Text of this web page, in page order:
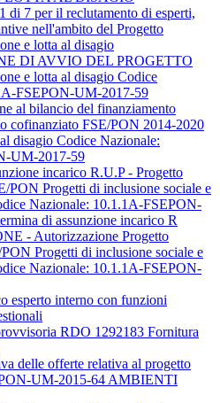
di 7 per il reclutamento di esperti,
nell'ambito del Progetto
e lotta al disagio
DI AVVIO DEL PROGETTO
e lotta al disagio Codice
FSEPON-UM-2017-59
al bilancio del finanziamento
cofinanziato FSE/PON 2014-2020
disagio Codice Nazionale:
UM-2017-59
incarico R.U.P - Progetto
PON Progetti di inclusione sociale e
Nazionale: 10.1.1A-FSEPON-
di assunzione incarico R
- Autorizzazione Progetto
Progetti di inclusione sociale e
Nazionale: 10.1.1A-FSEPON-
esperto interno con funzioni
RDO 1292183 Fornitura
delle offerte relativa al progetto
UM-2015-64 AMBIENTI